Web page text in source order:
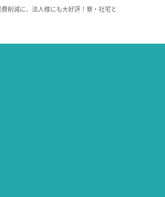
削減に、法人様にも大好評！寮・社宅と